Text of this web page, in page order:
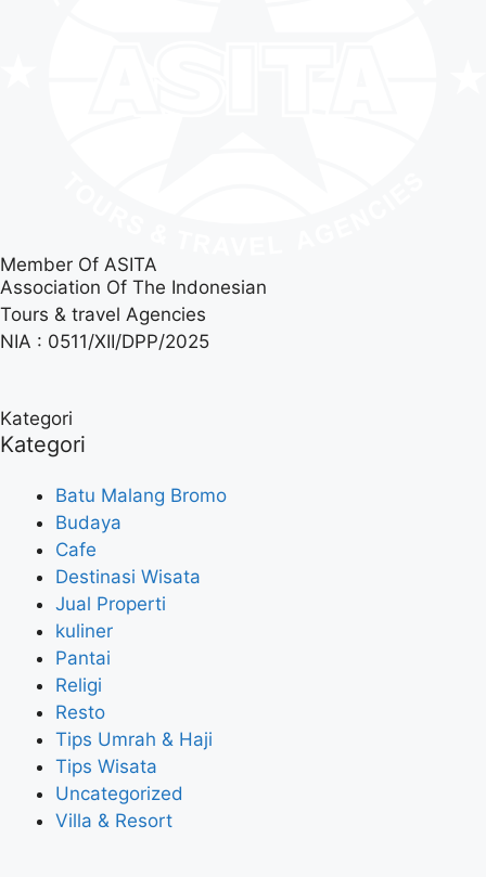
Member Of ASITA
Association Of The Indonesian
Tours & travel Agencies
NIA : 0511/XII/DPP/2025
Kategori
Kategori
Batu Malang Bromo
Budaya
Cafe
Destinasi Wisata
Jual Properti
kuliner
Pantai
Religi
Resto
Tips Umrah & Haji
Tips Wisata
Uncategorized
Villa & Resort